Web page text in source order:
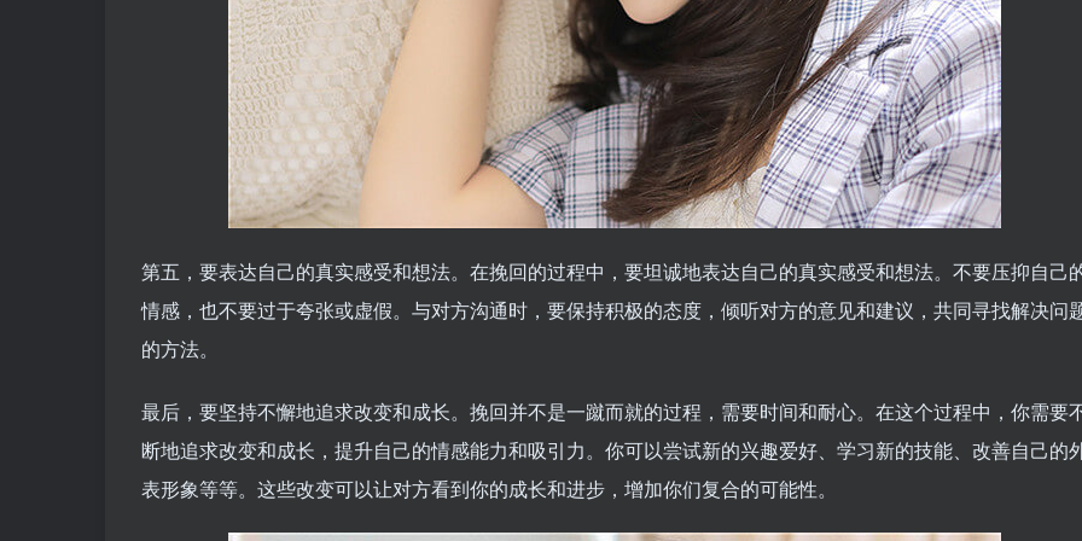
第五，要表达自己的真实感受和想法。在挽回的过程中，要坦诚地表达自己的真实感受和想法。不要压抑自己
情感，也不要过于夸张或虚假。与对方沟通时，要保持积极的态度，倾听对方的意见和建议，共同寻找解决问
的方法。
最后，要坚持不懈地追求改变和成长。挽回并不是一蹴而就的过程，需要时间和耐心。在这个过程中，你需要
断地追求改变和成长，提升自己的情感能力和吸引力。你可以尝试新的兴趣爱好、学习新的技能、改善自己的
表形象等等。这些改变可以让对方看到你的成长和进步，增加你们复合的可能性。